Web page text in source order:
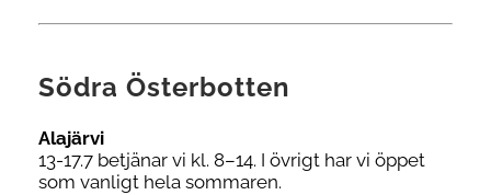
Södra Österbotten
Alajärvi
13-17.7 betjänar vi kl. 8–14. I övrigt har vi öppet
som vanligt hela sommaren.